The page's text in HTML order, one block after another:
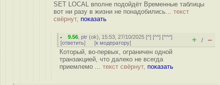
SET LOCAL вполне подойдёт Временные таблицы
вот ни разу в жизни не понадобились... текст
свёрнут, показать
9.56 ,ptr (ok), 15:53, 27/10/2025 [^] [^^] [^^^]
[ответить] [к модератору] + / –
Который, во-первых, ограничен одной
транзакцией, что далеко не всегда
приемлемо ... текст свёрнут, показать